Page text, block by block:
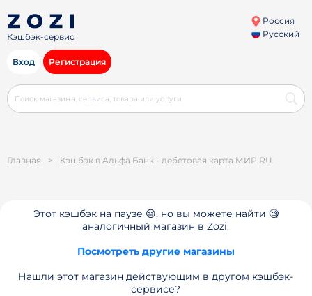
Кэшбэк-сервис
Россия
Русский
Вход Регистрация
Главная > Кэшбэк в Альфа Банк - дебетовая карта МИР RU
Этот кэшбэк на паузе 😔, но вы можете найти 🧐
аналогичный магазин в Zozi.
Посмотреть другие магазины
Нашли этот магазин действующим в другом кэшбэк-
сервисе?